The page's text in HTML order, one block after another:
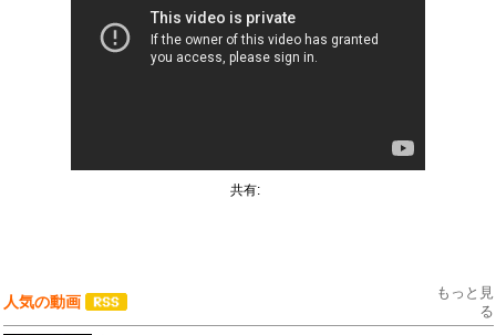
共有:
人気の動画
もっと見
る